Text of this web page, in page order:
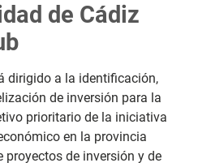
de Cádiz
dirigido a la identificación,
de inversión para la
prioritario de la iniciativa
en la provincia
de inversión y de